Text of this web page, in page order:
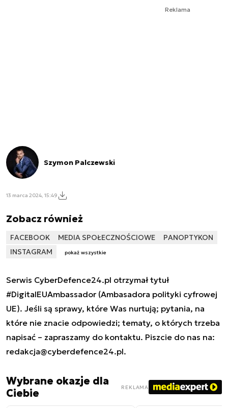
Reklama
Szymon Palczewski
13 marca 2024, 15:49
Zobacz również
FACEBOOK MEDIA SPOŁECZNOŚCIOWE
PANOPTYKON
INSTAGRAM
pokaż wszystkie
Serwis CyberDefence24.pl otrzymał tytuł
#DigitalEUAmbassador (Ambasadora polityki cyfrowej
UE). Jeśli są sprawy, które Was nurtują; pytania, na
które nie znacie odpowiedzi; tematy, o których trzeba
napisać – zapraszamy do kontaktu. Piszcie do nas na:
redakcja@cyberdefence24.pl.
Wybrane okazje dla
Ciebie
REKLAMA